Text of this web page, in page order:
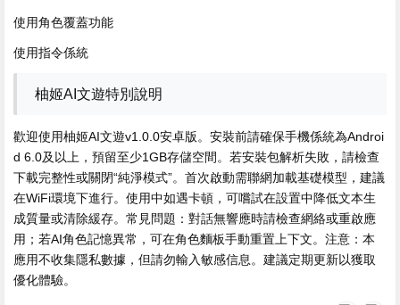
使用角色覆蓋功能
使用指令係統
柚姬AI文遊特別說明
歡迎使用柚姬AI文遊v1.0.0安卓版。安裝前請確保手機係統為Androi
d 6.0及以上，預留至少1GB存儲空間。若安裝包解析失敗，請檢查
下載完整性或關閉“純淨模式”。首次啟動需聯網加載基礎模型，建議
在WiFi環境下進行。使用中如遇卡頓，可嚐試在設置中降低文本生
成質量或清除緩存。常見問題：對話無響應時請檢查網絡或重啟應
用；若AI角色記憶異常，可在角色麵板手動重置上下文。注意：本
應用不收集隱私數據，但請勿輸入敏感信息。建議定期更新以獲取
優化體驗。